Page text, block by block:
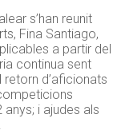
s’han reunit
Fina Santiago,
a partir del
continua sent
d’aficionats
i ajudes als